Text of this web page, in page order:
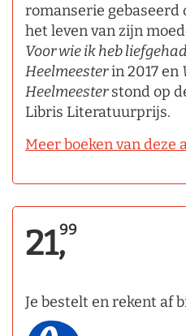
romanserie gebaseerd
het leven van zijn
Voor wieik heb liefgehad
Heelmeesterin 2017 en
Heelmeesterstond op
Libris Literatuurprijs.
Meer boeken van deze
21,99
Je bestelt en rekent af